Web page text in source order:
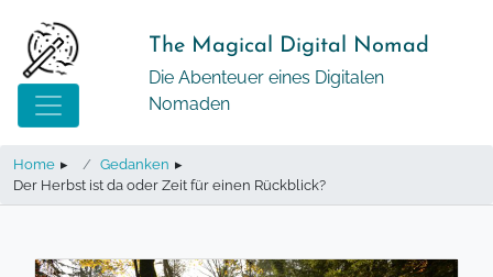
zum
Inhalt
The Magical Digital Nomad
Die Abenteuer eines Digitalen
Nomaden
Home ▸ Gedanken ▸
Der Herbst ist da oder Zeit für einen Rückblick?